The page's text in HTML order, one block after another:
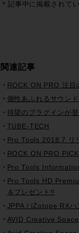
＊記事中に掲載されて
関連記事
ROCK ON PRO 注
個性あふれるサウン
待望のプラグインが
TUBE-TECH
Pro Tools 2018.7 リ
ROCK ON PRO
Pro Tools
Pro Tools HD
＆プレゼント!!
JPPA / iZotope RXハ
AVID Creative